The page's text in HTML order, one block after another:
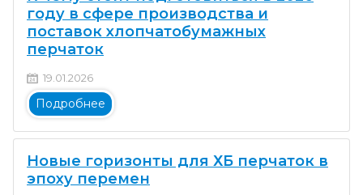
году в сфере производства и
поставок хлопчатобумажных
перчаток
19.01.2026
Подробнее
Новые горизонты для ХБ перчаток в
эпоху перемен